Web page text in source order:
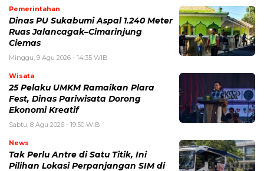
Pemerintahan
Dinas PU Sukabumi Aspal 1.240 Meter
Ruas Jalancagak–Cimarinjung
Ciemas
Minggu, 9 Agu 2026 - 14:35 WIB
Wisata
25 Pelaku UMKM Ramaikan Plara
Fest, Dinas Pariwisata Dorong
Ekonomi Kreatif
Sabtu, 8 Agu 2026 - 19:50 WIB
News
Tak Perlu Antre di Satu Titik, Ini
Pilihan Lokasi Perpanjangan SIM di